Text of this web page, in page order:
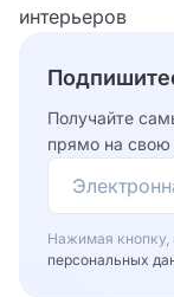
интерьеров
Получайте
прямо на свою
Нажимая кнопку,
персональных